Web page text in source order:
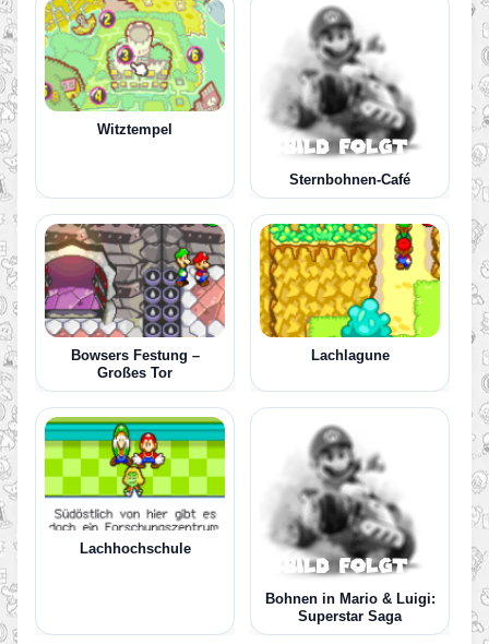
Witztempel
Sternbohnen-Café
Bowsers Festung –
Großes Tor
Lachlagune
Lachhochschule
Bohnen in Mario & Luigi:
Superstar Saga